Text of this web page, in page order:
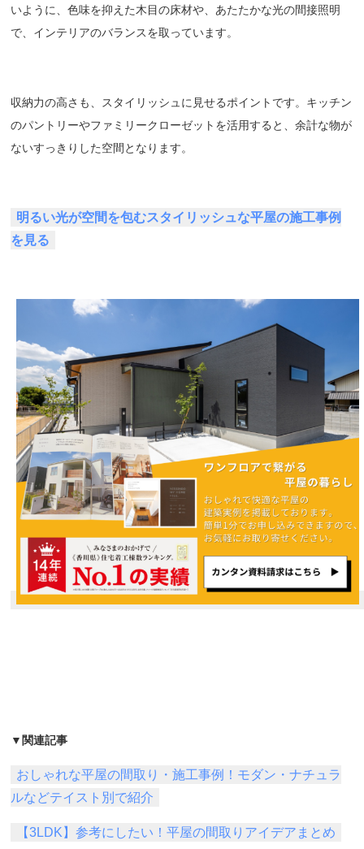
いように、色味を抑えた木目の床材や、あたたかな光の間接照明
で、インテリアのバランスを取っています。
収納力の高さも、スタイリッシュに見せるポイントです。キッチン
のパントリーやファミリークローゼットを活用すると、余計な物が
ないすっきりした空間となります。
明るい光が空間を包むスタイリッシュな平屋の施工事例
を見る
▼関連記事
おしゃれな平屋の間取り・施工事例！モダン・ナチュラ
ルなどテイスト別で紹介
【3LDK】参考にしたい！平屋の間取りアイデアまとめ